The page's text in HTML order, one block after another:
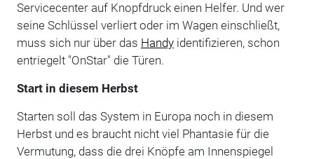
Servicecenter auf Knopfdruck einen Helfer. Und wer
seine Schlüssel verliert oder im Wagen einschließt,
muss sich nur über das Handyidentifizieren, schon
entriegelt "OnStar" die Türen.
Start in diesem Herbst
Starten soll das System in Europa noch in diesem
Herbst und es braucht nicht viel Phantasie für die
Vermutung, dass die drei Knöpfe am Innenspiegel